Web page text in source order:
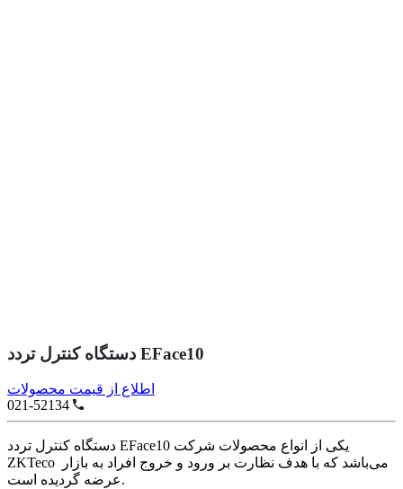
دستگاه کنترل تردد EFace10
اطلاع از قیمت محصولات
021-52134
دستگاه کنترل تردد EFace10 یکی از انواع محصولات شرکت
ZKTeco می‌باشد که با هدف نظارت بر ورود و خروج افراد به بازار
عرضه گردیده است.